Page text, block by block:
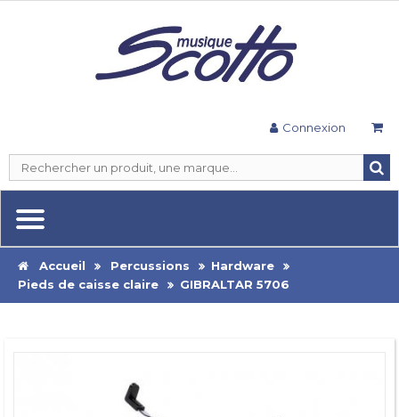
Connexion
Accueil Percussions
Hardware
Pieds de caisse claire
GIBRALTAR 5706